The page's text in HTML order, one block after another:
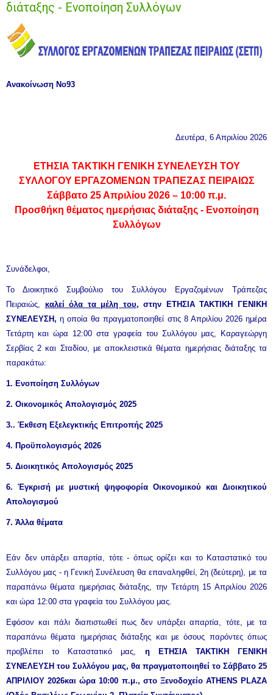
διάταξης - Ενοποίηση Συλλόγων
Ανακοίνωση Νο93
Δευτέρα, 6 Απριλίου 2026
ΕΤΗΣΙΑ ΤΑΚΤΙΚΗ ΓΕΝΙΚΗ ΣΥΝΕΛΕΥΣΗ ΤΟΥ
ΣΥΛΛΟΓΟΥ ΕΡΓΑΖΟΜΕΝΩΝ ΤΡΑΠΕΖΑΣ ΠΕΙΡΑΙΩΣ
Σάββατο 25 Απριλίου 2026 – 10:00 π.μ.
Προσθήκη θέματος ημερήσιας διάταξης - Ενοποίηση
Συλλόγων
Συνάδελφοι,
Το Διοικητικό Συμβούλιο του Συλλόγου Εργαζομένων Τράπεζας
Πειραιώς, καλεί όλα τα μέλη του, στην ΕΤΗΣΙΑ ΤΑΚΤΙΚΗ ΓΕΝΙΚΗ
ΣΥΝΕΛΕΥΣΗ, η οποία θα πραγματοποιηθεί στις 8 Απριλίου 2026 ημέρα
Τετάρτη και ώρα 12:00 στα γραφεία του Συλλόγου μας, Καραγεώργη
Σερβίας 2 και Σταδίου, με αποκλειστικά θέματα ημερήσιας διάταξης τα
παρακάτω:
1. Ενοποίηση Συλλόγων
2. Οικονομικός Απολογισμός 2025
3.. Έκθεση Εξελεγκτικής Επιτροπής 2025
4. Προϋπολογισμός 2026
5. Διοικητικός Απολογισμός 2025
6. Έγκρισή με μυστική ψηφοφορία Οικονομικού και Διοικητικού
Απολογισμού
7. Άλλα θέματα
Εάν δεν υπάρξει απαρτία, τότε - όπως ορίζει και το Καταστατικό του
Συλλόγου μας - η Γενική Συνέλευση θα επαναληφθεί, 2η (δεύτερη), με τα
παραπάνω θέματα ημερήσιας διάταξης, την Τετάρτη 15 Απριλίου 2026
και ώρα 12:00 στα γραφεία του Συλλόγου μας.
Εφόσον και πάλι διαπιστωθεί πως δεν υπάρξει απαρτία, τότε, με τα
παραπάνω θέματα ημερήσιας διάταξης και με όσους παρόντες όπως
προβλέπει το Καταστατικό μας, η ΕΤΗΣΙΑ ΤΑΚΤΙΚΗ ΓΕΝΙΚΗ
ΣΥΝΕΛΕΥΣΗ του Συλλόγου μας, θα πραγματοποιηθεί το Σάββατο 25
ΑΠΡΙΛΙΟΥ 2026και ώρα 10:00 π.μ., στο Ξενοδοχείο ATHENS PLAZA